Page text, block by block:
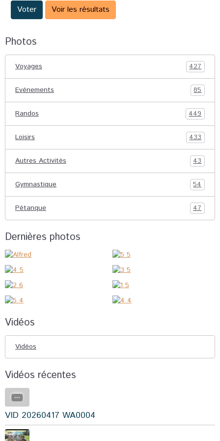
Voter Voir les résultats
Photos
Voyages 427
Evénements 85
Randos 449
Loisirs 433
Autres Activités 43
Gymnastique 54
Pétanque 47
Dernières photos
Vidéos
Vidéos
Vidéos récentes
VID 20260417 WA0004